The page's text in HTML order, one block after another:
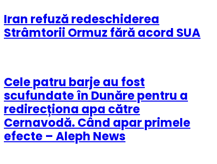
Iran refuză redeschiderea
Strâmtorii Ormuz fără acord SUA
Cele patru barje au fost
scufundate în Dunăre pentru a
redirecționa apa către
Cernavodă. Când apar primele
efecte – Aleph News